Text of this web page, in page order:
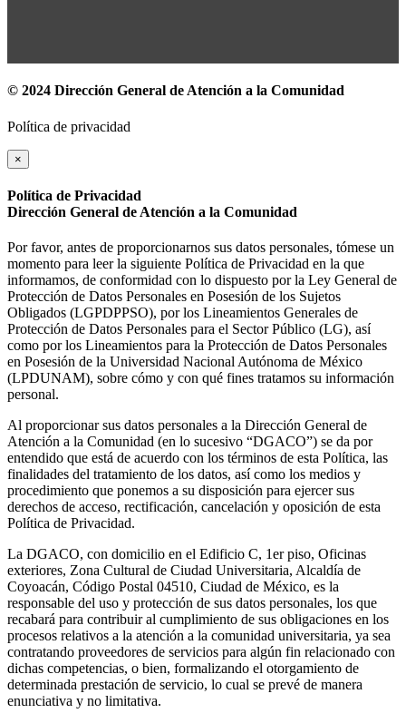
© 2024 Dirección General de Atención a la Comunidad
Política de privacidad
×
Política de Privacidad
Dirección General de Atención a la Comunidad
Por favor, antes de proporcionarnos sus datos personales, tómese un
momento para leer la siguiente Política de Privacidad en la que
informamos, de conformidad con lo dispuesto por la Ley General de
Protección de Datos Personales en Posesión de los Sujetos
Obligados (LGPDPPSO), por los Lineamientos Generales de
Protección de Datos Personales para el Sector Público (LG), así
como por los Lineamientos para la Protección de Datos Personales
en Posesión de la Universidad Nacional Autónoma de México
(LPDUNAM), sobre cómo y con qué fines tratamos su información
personal.
Al proporcionar sus datos personales a la Dirección General de
Atención a la Comunidad (en lo sucesivo “DGACO”) se da por
entendido que está de acuerdo con los términos de esta Política, las
finalidades del tratamiento de los datos, así como los medios y
procedimiento que ponemos a su disposición para ejercer sus
derechos de acceso, rectificación, cancelación y oposición de esta
Política de Privacidad.
La DGACO, con domicilio en el Edificio C, 1er piso, Oficinas
exteriores, Zona Cultural de Ciudad Universitaria, Alcaldía de
Coyoacán, Código Postal 04510, Ciudad de México, es la
responsable del uso y protección de sus datos personales, los que
recabará para contribuir al cumplimiento de sus obligaciones en los
procesos relativos a la atención a la comunidad universitaria, ya sea
contratando proveedores de servicios para algún fin relacionado con
dichas competencias, o bien, formalizando el otorgamiento de
determinada prestación de servicio, lo cual se prevé de manera
enunciativa y no limitativa.